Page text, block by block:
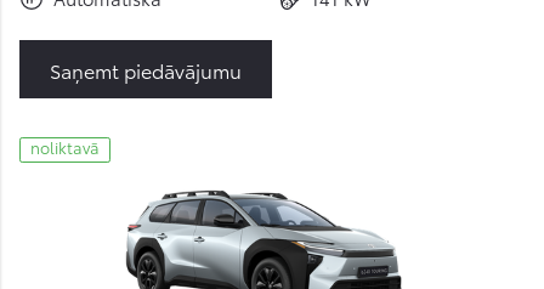
Saņemt piedāvājumu
noliktavā